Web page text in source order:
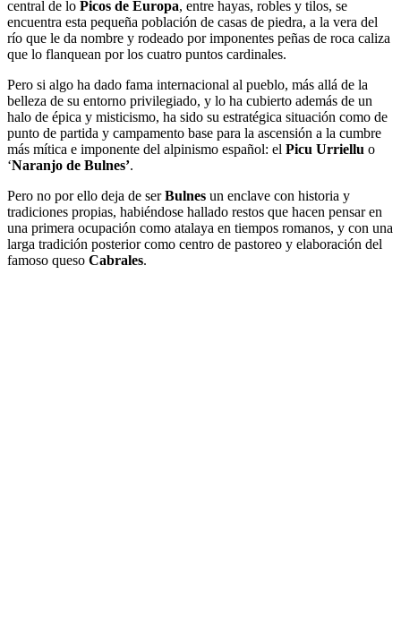
central de lo Picos de Europa, entre hayas, robles y tilos, se
encuentra esta pequeña población de casas de piedra, a la vera del
río que le da nombre y rodeado por imponentes peñas de roca caliza
que lo flanquean por los cuatro puntos cardinales.
Pero si algo ha dado fama internacional al pueblo, más allá de la
belleza de su entorno privilegiado, y lo ha cubierto además de un
halo de épica y misticismo, ha sido su estratégica situación como de
punto de partida y campamento base para la ascensión a la cumbre
más mítica e imponente del alpinismo español: el Picu Urriellu o
‘Naranjo de Bulnes’.
Pero no por ello deja de serBulnes un enclave con historia y
tradiciones propias, habiéndose hallado restos que hacen pensar en
una primera ocupación como atalaya en tiempos romanos, y con una
larga tradición posterior como centro de pastoreo y elaboración del
famoso queso Cabrales.